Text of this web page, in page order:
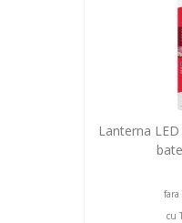
Lanterna
fara
cu